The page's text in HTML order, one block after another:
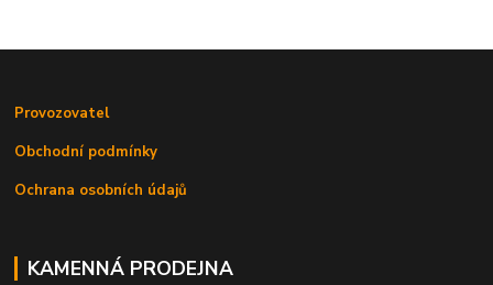
Provozovatel
Obchodní podmínky
Ochrana osobních údajů
KAMENNÁ PRODEJNA